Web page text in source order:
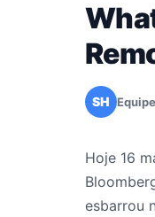
SH
Hoje 16
esbarrou